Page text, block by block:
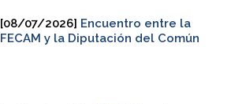
[08/07/2026] Encuentro entre la
FECAM y la Diputación del Común